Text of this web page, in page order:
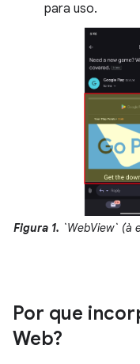
para uso.
Figura 1. `WebView` (à
Por que
Web?